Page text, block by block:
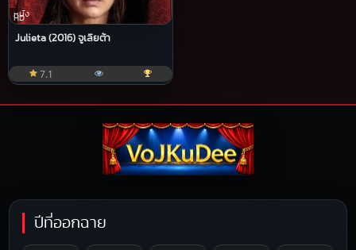
หนัง
HD
Julieta (2016) จูเลียต้า
7.1
ปีที่ออกฉาย